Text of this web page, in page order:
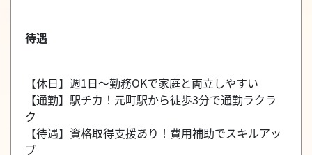
待遇
【休日】週1日～勤務OKで家庭と両立しやすい
【通勤】駅チカ！元町駅から徒歩3分で通勤ラクラ
ク
【待遇】資格取得支援あり！費用補助でスキルアッ
プ